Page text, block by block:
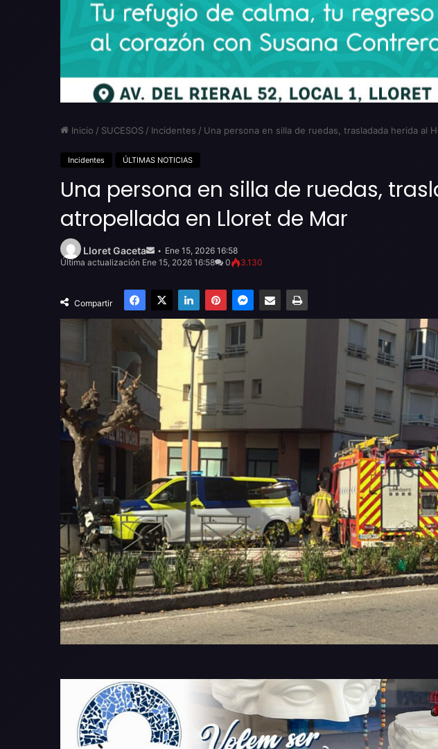
Inicio / SUCESOS / Incidentes / Una persona en silla de ruedas, trasladada herida al
Incidentes ÚLTIMAS NOTICIAS
Una persona en silla de ruedas,
atropellada en Lloret de Mar
Lloret Gaceta
emailEne 15, 2026 16:58
Última actualización Ene 15, 2026 16:58
0 3.130
Compartir
Facebook
X LinkedInPinterestMessenger
Compartir por email Imprimir